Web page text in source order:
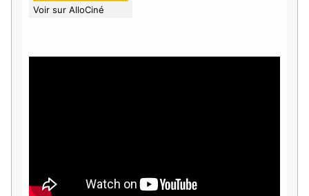
Voir sur AlloCiné